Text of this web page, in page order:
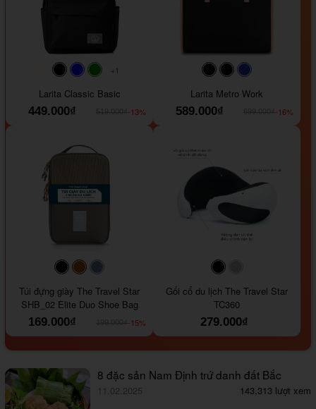
#faf0e6#000000#0000FF
+1
Larita Classic Basic
449.000₫
-13%
#000000#000000
Larita Metro Work
589.000₫
-16%
#000000#964B00
Túi đựng giày The Travel Star
SHB_02 Elite Duo Shoe Bag
169.000₫
-15%
Gối cổ du lịch The Travel Star
TC360
279.000₫
8 đặc sản Nam Định trứ danh đất Bắc
11.02.2025 143,313 lượt xem